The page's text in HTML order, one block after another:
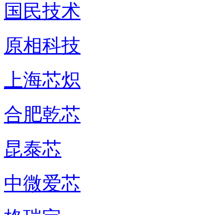
国民技术
原相科技
上海芯炽
合肥乾芯
昆泰芯
中微爱芯